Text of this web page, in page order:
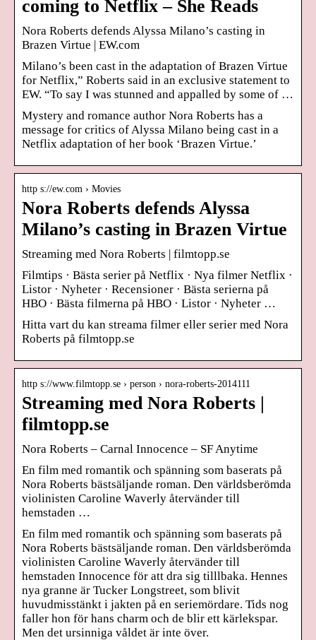
coming to Netflix – She Reads
Nora Roberts defends Alyssa Milano’s casting in
Brazen Virtue | EW.com
Milano’s been cast in the adaptation of Brazen Virtue
for Netflix,” Roberts said in an exclusive statement to
EW. “To say I was stunned and appalled by some of …
Mystery and romance author Nora Roberts has a
message for critics of Alyssa Milano being cast in a
Netflix adaptation of her book ‘Brazen Virtue.’
http s://ew.com › Movies
Nora Roberts defends Alyssa
Milano’s casting in Brazen Virtue
Streaming med Nora Roberts | filmtopp.se
Filmtips · Bästa serier på Netflix · Nya filmer Netflix ·
Listor · Nyheter · Recensioner · Bästa serierna på
HBO · Bästa filmerna på HBO · Listor · Nyheter …
Hitta vart du kan streama filmer eller serier med Nora
Roberts på filmtopp.se
http s://www.filmtopp.se › person › nora-roberts-2014111
Streaming med Nora Roberts |
filmtopp.se
Nora Roberts – Carnal Innocence – SF Anytime
En film med romantik och spänning som baserats på
Nora Roberts bästsäljande roman. Den världsberömda
violinisten Caroline Waverly återvänder till
hemstaden …
En film med romantik och spänning som baserats på
Nora Roberts bästsäljande roman. Den världsberömda
violinisten Caroline Waverly återvänder till
hemstaden Innocence för att dra sig tilllbaka. Hennes
nya granne är Tucker Longstreet, som blivit
huvudmisstänkt i jakten på en seriemördare. Tids nog
faller hon för hans charm och de blir ett kärlekspar.
Men det ursinniga våldet är inte över.